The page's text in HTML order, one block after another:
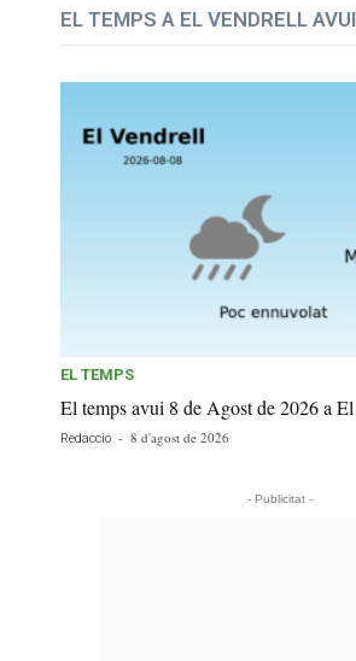
EL TEMPS A EL VENDRELL AVUI
EL TEMPS
El temps avui 8 de Agost de 2026 a
Redacció - 8 d'agost de 2026
- Publicitat -